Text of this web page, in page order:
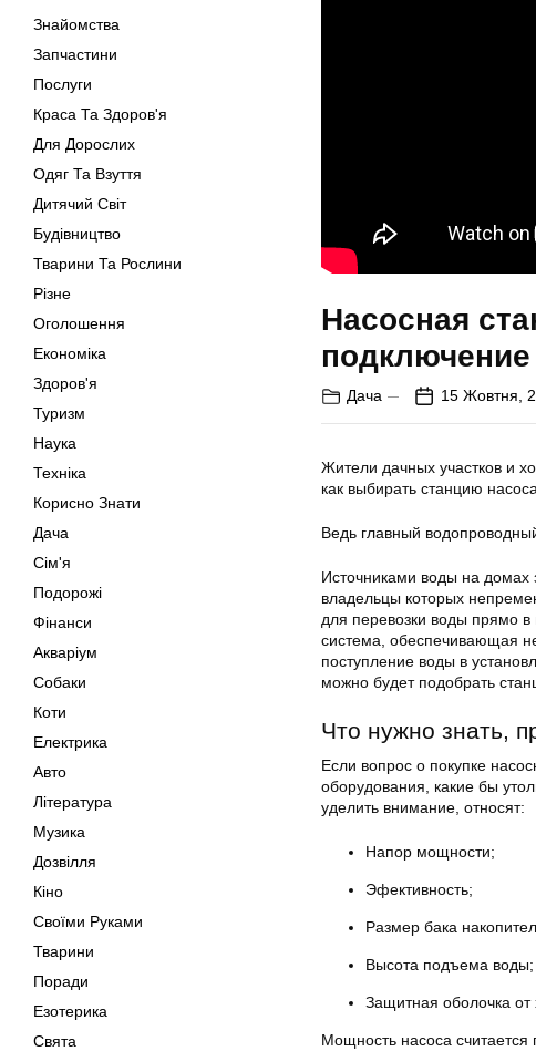
Знайомства
Запчастини
Послуги
Краса Та Здоров'я
Для Дорослих
Одяг Та Взуття
Дитячий Світ
Будівництво
Тварини Та Рослини
Різне
Оголошення
Економіка
Здоров'я
Туризм
Наука
Техніка
Корисно Знати
Дача
Сім'я
Подорожі
Фінанси
Акваріум
Собаки
Коти
Електрика
Авто
Література
Музика
Дозвілля
Кіно
Своїми Руками
Тварини
Поради
Езотерика
Свята
Насосная
подключение
Дача 15 Жовтня,
Жители дачных участков и
как выбирать станцию
Ведь главный
Источниками воды на домах
владельцы которых
для перевозки воды прямо
система, обеспечивающая
поступление воды в
можно будет подобрать
Что нужно знать,
Если вопрос о покупке
оборудования, какие бы
уделить внимание, относят:
Напор мощности;
Эфективность;
Размер бака
Высота подъема воды;
Защитная оболочка от
Мощность насоса